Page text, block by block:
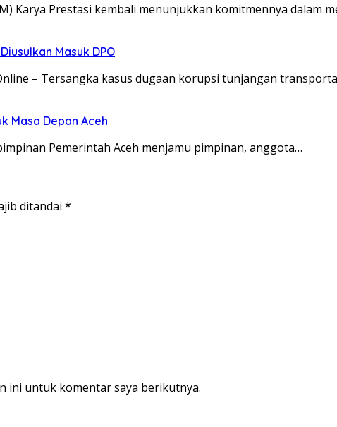
Karya Prestasi kembali menunjukkan komitmennya dalam
Masuk DPO
– Tersangka kasus dugaan korupsi tunjangan
Masa Depan Aceh
Pemerintah Aceh menjamu pimpinan, anggota…
ditandai *
ini untuk komentar saya berikutnya.